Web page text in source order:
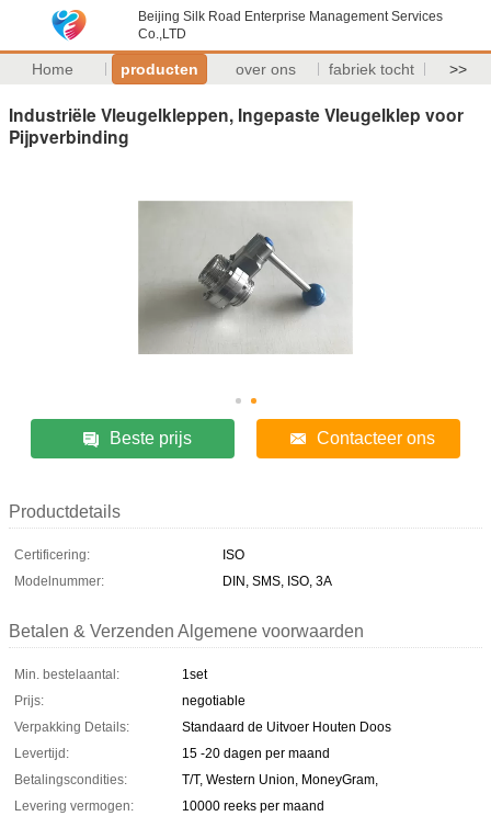
Beijing Silk Road Enterprise Management Services
Co.,LTD
Home producten over ons fabriek tocht >>
Industriële Vleugelkleppen, Ingepaste Vleugelklep voor
Pijpverbinding
Beste prijs Contacteer ons
Productdetails
Certificering:
ISO
Modelnummer:
DIN, SMS, ISO, 3A
Betalen & Verzenden Algemene voorwaarden
Min. bestelaantal:
1set
Prijs:
negotiable
Verpakking Details:
Standaard de Uitvoer Houten Doos
Levertijd:
15 -20 dagen per maand
Betalingscondities:
T/T, Western Union, MoneyGram,
Levering vermogen:
10000 reeks per maand